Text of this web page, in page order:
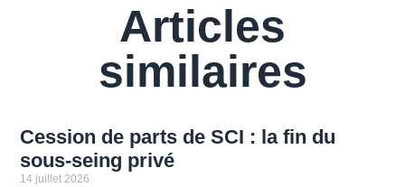
Articles
similaires
Cession de parts de SCI : la fin du
sous-seing privé
14 juillet 2026